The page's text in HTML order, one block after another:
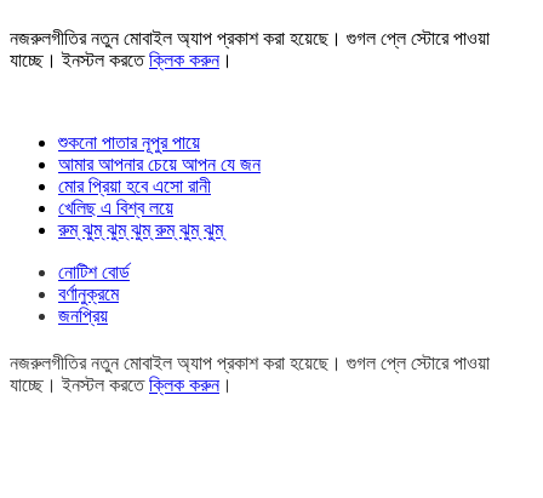
নজরুলগীতির নতুন মোবাইল অ্যাপ প্রকাশ করা হয়েছে। গুগল প্লে স্টোরে পাওয়া
যাচ্ছে। ইনস্টল করতেক্লিক করুন।
শুকনো পাতার নূপুর পায়ে
আমার আপনার চেয়ে আপন যে জন
মোর প্রিয়া হবে এসো রানী
খেলিছ এ বিশ্ব লয়ে
রুম্ ঝুম্ ঝুম্ ঝুম্ রুম্ ঝুম্ ঝুম্
নোটিশ বোর্ড
বর্ণানুক্রমে
জনপ্রিয়
নজরুলগীতির নতুন মোবাইল অ্যাপ প্রকাশ করা হয়েছে। গুগল প্লে স্টোরে পাওয়া
যাচ্ছে। ইনস্টল করতেক্লিক করুন।